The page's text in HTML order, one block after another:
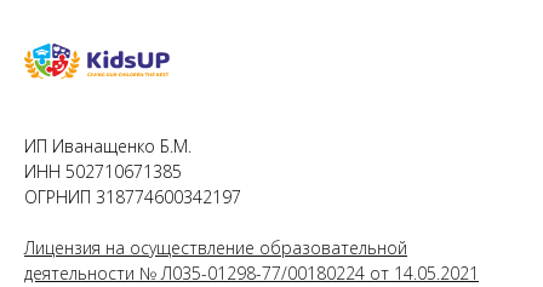
ИП Иванащенко Б.М.
ИНН 502710671385
ОГРНИП 318774600342197
Лицензия на осуществление образовательной
деятельности № Л035-01298-77/00180224 от 14.05.2021